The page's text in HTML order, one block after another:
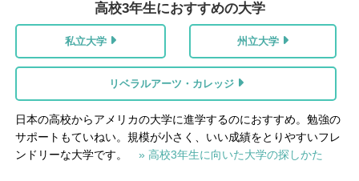
高校3年生におすすめの大学
私立大学 州立大学
リベラルアーツ・カレッジ
日本の高校からアメリカの大学に進学するのにおすすめ。勉強の
サポートもていねい。規模が小さく、いい成績をとりやすいフレ
ンドリーな大学です。» 高校3年生に向いた大学の探しかた